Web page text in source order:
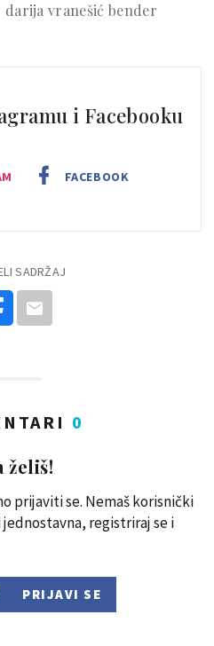
darija vranešić bender
i Facebooku
FACEBOOK
SADRŽAJ
0
želiš!
prijaviti se. Nemaš korisnički
registriraj se i
PRIJAVI SE